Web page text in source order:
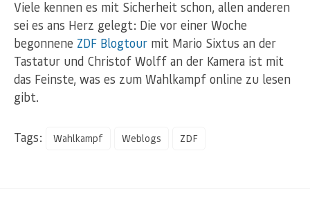
Viele kennen es mit Sicherheit schon, allen anderen
sei es ans Herz gelegt: Die vor einer Woche
begonnene ZDF Blogtour mit Mario Sixtus an der
Tastatur und Christof Wolff an der Kamera ist mit
das Feinste, was es zum Wahlkampf online zu lesen
gibt.
Tags: Wahlkampf Weblogs ZDF